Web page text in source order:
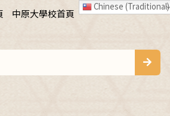
中原大學校首頁
Chinese (Traditional)